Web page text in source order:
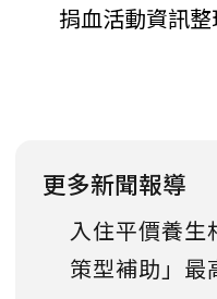
捐血活動資訊整
更多新聞報導
入住平價養
策型補助」最